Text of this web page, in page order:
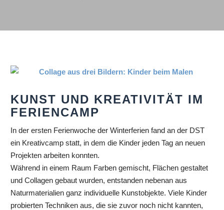
KUNST UND KREATIVITÄT IM
FERIENCAMP
In der ersten Ferienwoche der Winterferien fand an der DST
ein Kreativcamp statt, in dem die Kinder jeden Tag an neuen
Projekten arbeiten konnten.
Während in einem Raum Farben gemischt, Flächen gestaltet
und Collagen gebaut wurden, entstanden nebenan aus
Naturmaterialien ganz individuelle Kunstobjekte. Viele Kinder
probierten Techniken aus, die sie zuvor noch nicht kannten,